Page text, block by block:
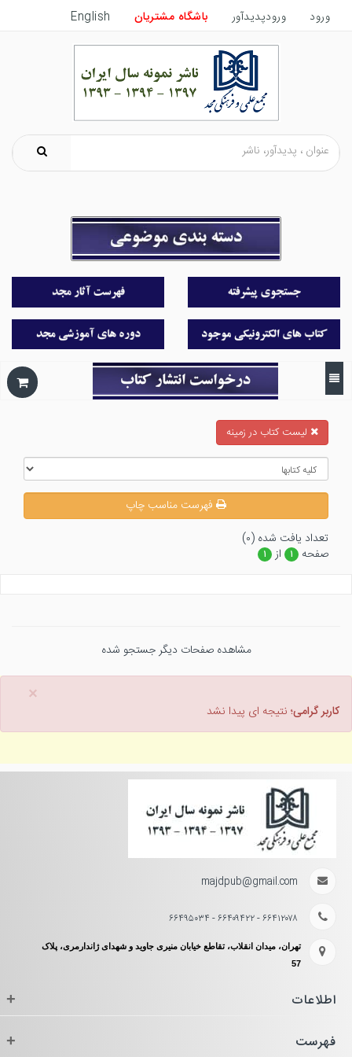
ورود ورودپدیدآور باشگاه مشتریان English
ليست كتاب در زمينه
فهرست مناسب چاپ
تعداد يافت شده (۰)
صفحه
۱ از ۱
مشاهده صفحات دیگر جستجو شده
×
کاربر گرامی؛ نتیجه ای پیدا نشد
majdpub@gmail.com
۶۶۴۱۲۰۷۸ - ۶۶۴۰۹۴۲۲ - ۶۶۴۹۵۰۳۴
تهران، میدان انقلاب، تقاطع خیابان منیری جاوید و شهدای ژاندارمری، پلاک
57
اطلاعات +
فهرست +